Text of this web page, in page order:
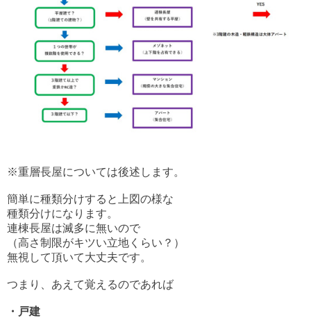
※重層長屋については後述します。
簡単に種類分けすると上図の様な
種類分けになります。
連棟長屋は滅多に無いので
（高さ制限がキツい立地くらい？）
無視して頂いて大丈夫です。
つまり、あえて覚えるのであれば
・戸建